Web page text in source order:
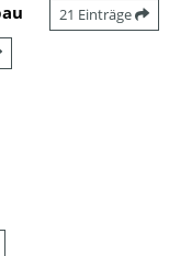
21 Einträge